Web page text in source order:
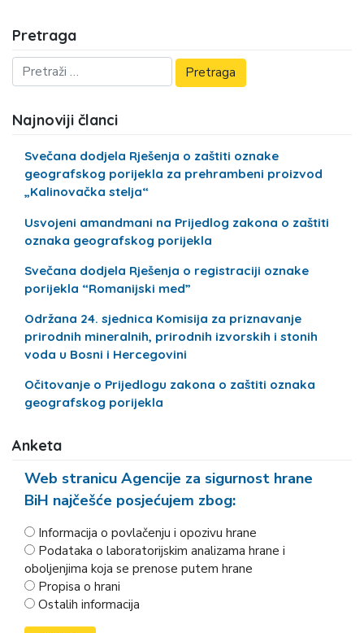
Pretraga
Najnoviji članci
Svečana dodjela Rješenja o zaštiti oznake
geografskog porijekla za prehrambeni proizvod
„Kalinovačka stelja“
Usvojeni amandmani na Prijedlog zakona o zaštiti
oznaka geografskog porijekla
Svečana dodjela Rješenja o registraciji oznake
porijekla “Romanijski med”
Održana 24. sjednica Komisija za priznavanje
prirodnih mineralnih, prirodnih izvorskih i stonih
voda u Bosni i Hercegovini
Očitovanje o Prijedlogu zakona o zaštiti oznaka
geografskog porijekla
Anketa
Web stranicu Agencije za sigurnost hrane
BiH najčešće posjećujem zbog:
Informacija o povlačenju i opozivu hrane
Podataka o laboratorijskim analizama hrane i
oboljenjima koja se prenose putem hrane
Propisa o hrani
Ostalih informacija